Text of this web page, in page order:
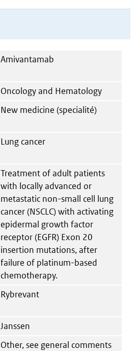
Amivantamab
Oncology and Hematology
New medicine (specialité)
Lung cancer
Treatment of adult patients
with locally advanced or
metastatic non-small cell lung
cancer (NSCLC) with activating
epidermal growth factor
receptor (EGFR) Exon 20
insertion mutations, after
failure of platinum-based
chemotherapy.
Rybrevant
Janssen
Other, see general comments